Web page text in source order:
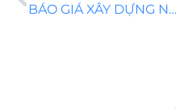
BÁO GIÁ XÂY DỰNG NHÀ CẤP 4 BÌNH DƯƠNG UY TÍN